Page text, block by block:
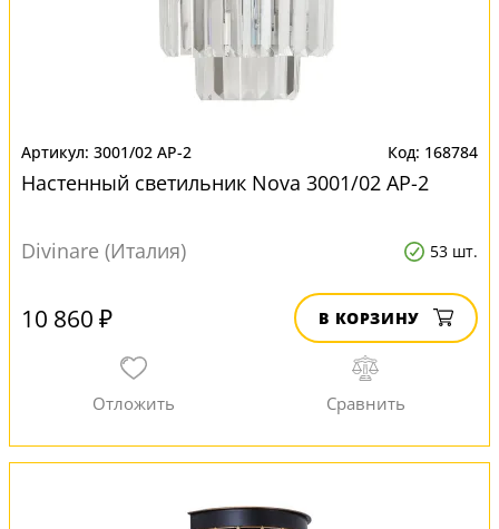
3001/02 AP-2 168784
Настенный светильник Nova 3001/02 AP-2
Divinare (Италия) 53 шт.
10 860 ₽ В КОРЗИНУ